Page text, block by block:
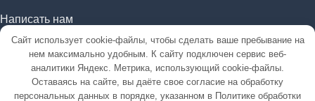
Написать нам
SeoУслуга— создание и продвижение сайтов
Политика в отношении обработки персональных данных
Сайт использует cookie-файлы, чтобы сделать ваше пребывание на
нем максимально удобным. К cайту подключен сервис веб-
аналитики Яндекс. Метрика, использующий cookie-файлы.
Оставаясь на сайте, вы даёте свое согласие на обработку
персональных данных в порядке, указанном в Политике обработки